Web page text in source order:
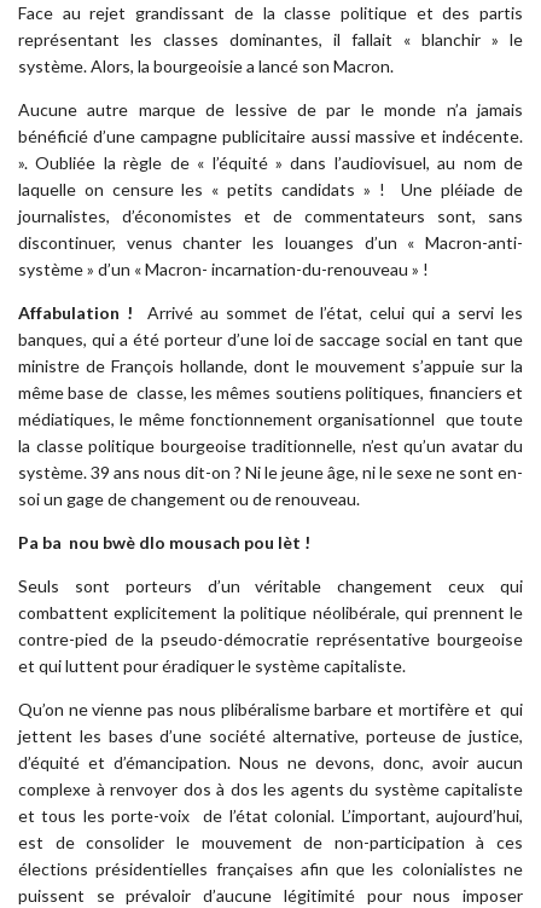
Face au rejet grandissant de la classe politique et des partis
représentant les classes dominantes, il fallait « blanchir » le
système. Alors, la bourgeoisie a lancé son Macron.
Aucune autre marque de lessive de par le monde n’a jamais
bénéficié d’une campagne publicitaire aussi massive et indécente.
». Oubliée la règle de « l’équité » dans l’audiovisuel, au nom de
laquelle on censure les « petits candidats » ! Une pléiade de
journalistes, d’économistes et de commentateurs sont, sans
discontinuer, venus chanter les louanges d’un « Macron-anti-
système » d’un « Macron- incarnation-du-renouveau » !
Affabulation ! Arrivé au sommet de l’état, celui qui a servi les
banques, qui a été porteur d’une loi de saccage social en tant que
ministre de François hollande, dont le mouvement s’appuie sur la
même base de classe, les mêmes soutiens politiques, financiers et
médiatiques, le même fonctionnement organisationnel que toute
la classe politique bourgeoise traditionnelle, n’est qu’un avatar du
système. 39 ans nous dit-on ? Ni le jeune âge, ni le sexe ne sont en-
soi un gage de changement ou de renouveau.
Pa ba nou bwè dlo mousach pou lèt !
Seuls sont porteurs d’un véritable changement ceux qui
combattent explicitement la politique néolibérale, qui prennent le
contre-pied de la pseudo-démocratie représentative bourgeoise
et qui luttent pour éradiquer le système capitaliste.
Qu’on ne vienne pas nous plibéralisme barbare et mortifère et qui
jettent les bases d’une société alternative, porteuse de justice,
d’équité et d’émancipation. Nous ne devons, donc, avoir aucun
complexe à renvoyer dos à dos les agents du système capitaliste
et tous les porte-voix de l’état colonial. L’important, aujourd’hui,
est de consolider le mouvement de non-participation à ces
élections présidentielles françaises afin que les colonialistes ne
puissent se prévaloir d’aucune légitimité pour nous imposer